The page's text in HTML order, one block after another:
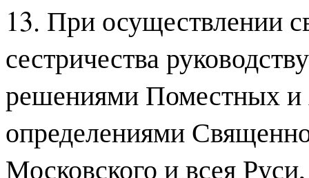
13. При осуществлении
сестричества
решениями Поместных
определениями
Московского и всея